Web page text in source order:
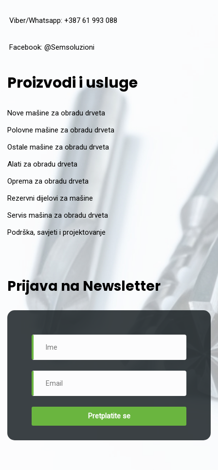
Viber/Whatsapp: +387 61 993 088
Facebook: @Semsoluzioni
Proizvodi i usluge
Nove mašine za obradu drveta
Polovne mašine za obradu drveta
Ostale mašine za obradu drveta
Alati za obradu drveta
Oprema za obradu drveta
Rezervni dijelovi za mašine
Servis mašina za obradu drveta
Podrška, savjeti i projektovanje
Prijava na Newsletter